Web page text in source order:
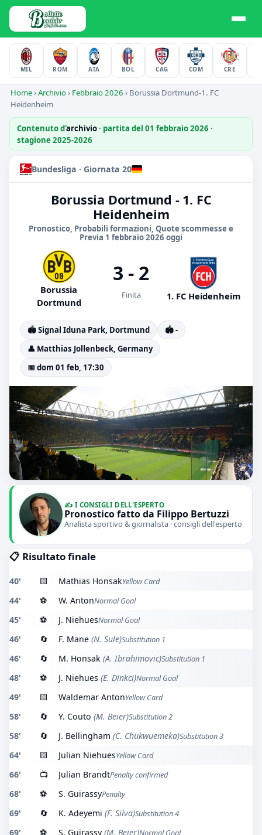
MIL ROM ATA BOL CAG COM CRE
Home›Archivio› Febbraio 2026 › Borussia Dortmund-1. FC
Heidenheim
Contenuto d'archivio· partita del 01 febbraio 2026 ·
stagione 2025-2026
Bundesliga · Giornata 20
Borussia Dortmund - 1. FC
Heidenheim
Pronostico, Probabili formazioni, Quote scommesse e
Previa 1 febbraio 2026 oggi
Borussia
Dortmund
3 - 2
Finita 1. FC Heidenheim
🏟️ Signal Iduna Park, Dortmund
🏟️ -
👤 Matthias Jollenbeck, Germany
📅 dom 01 feb, 17:30
✍️ I CONSIGLI DELL'ESPERTO
Pronostico fatto da Filippo Bertuzzi
Analista sportivo & giornalista · consigli dell'esperto
📋 Risultato finale
40' 🟨 Mathias HonsakYellow Card
44' ⚽ W. AntonNormal Goal
45' ⚽ J. NiehuesNormal Goal
46' 🔄 F. Mane (N. Sule)Substitution 1
46' 🔄 M. Honsak (A. Ibrahimovic)Substitution 1
48' ⚽ J. Niehues (E. Dinkci)Normal Goal
49' 🟨 Waldemar AntonYellow Card
58' 🔄 Y. Couto (M. Beier)Substitution 2
58' 🔄 J. Bellingham (C. Chukwuemeka)Substitution 3
64' 🟨 Julian NiehuesYellow Card
66' 📺 Julian BrandtPenalty confirmed
68' ⚽ S. GuirassyPenalty
69' 🔄 K. Adeyemi (F. Silva)Substitution 4
69' ⚽ S. Guirassy (M. Beier)Normal Goal